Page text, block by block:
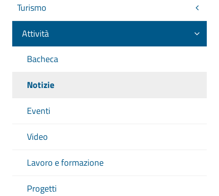
Turismo
Attività
Bacheca
Notizie
Eventi
Video
Lavoro e formazione
Progetti